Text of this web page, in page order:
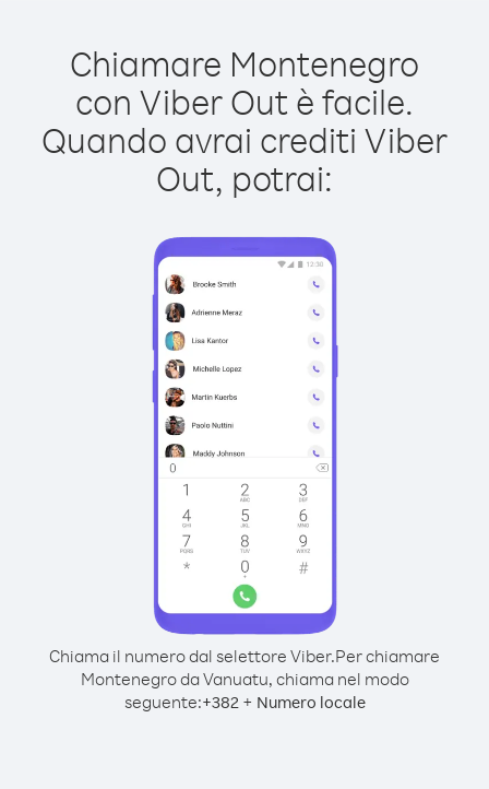
Chiamare Montenegro
con Viber Out è facile.
Quando avrai crediti Viber
Out, potrai:
Chiama il numero dal selettore Viber.Per chiamare
Montenegro da Vanuatu, chiama nel modo
seguente:+382+ Numero locale